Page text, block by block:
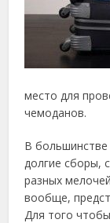
место для
чемоданов.
В
долгие сборы,
разных
вообще,
Для того